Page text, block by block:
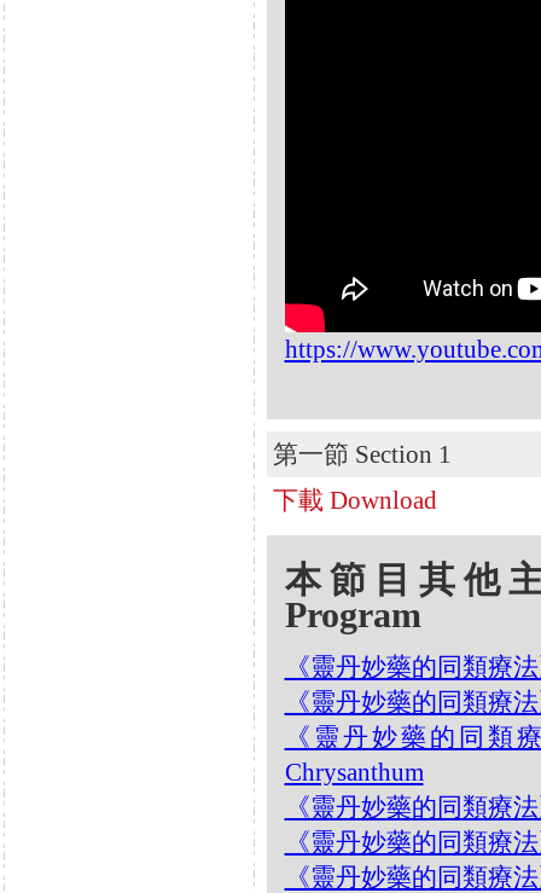
https://
第一節 Section 1
下載 Download
本節目其他
Program
《靈丹妙藥的同類療
《靈丹妙藥的同類療
《靈丹妙藥的同類
Chrysanthum
《靈丹妙藥的同類療
《靈丹妙藥的同類療
《靈丹妙藥的同類療